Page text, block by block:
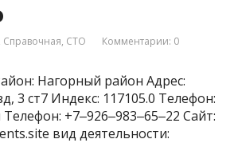
Справочная, СТО Комментарии: 0
Нагорный район Адрес:
3 ст7 Индекс: 117105.0 Телефон:
+7‒926‒983‒65‒22 Сайт:
вид деятельности: